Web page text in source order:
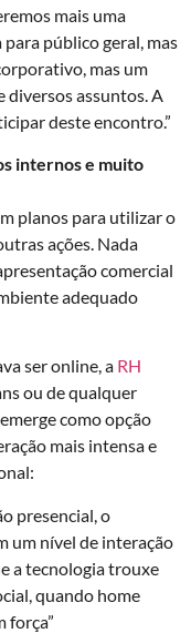
mais uma
público geral, mas
mas um
assuntos. A
deste encontro.”
internos e muito
planos para utilizar o
ações. Nada
comercial
adequado
ser online, a RH
ou de qualquer
como opção
mais intensa e
presencial, o
um nível de interação
a tecnologia trouxe
quando home
força”